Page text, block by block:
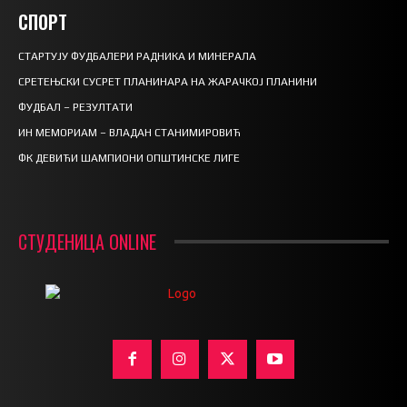
СПОРТ
СТАРТУЈУ ФУДБАЛЕРИ РАДНИКА И МИНЕРАЛА
СРЕТЕЊСКИ СУСРЕТ ПЛАНИНАРА НА ЖАРАЧКОЈ ПЛАНИНИ
ФУДБАЛ – РЕЗУЛТАТИ
ИН МЕМОРИАМ – ВЛАДАН СТАНИМИРОВИЋ
ФК ДЕВИЋИ ШАМПИОНИ ОПШТИНСКЕ ЛИГЕ
СТУДЕНИЦА ONLINE